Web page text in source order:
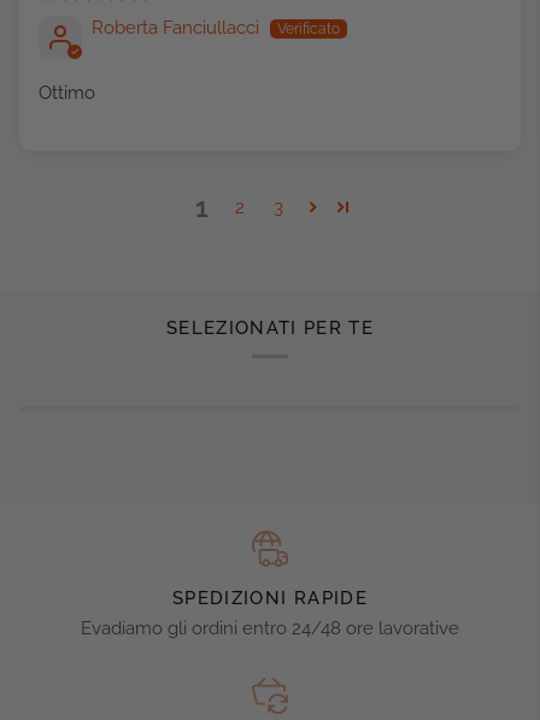
Roberta Fanciullacci
Ottimo
1 2 3
SELEZIONATI PER TE
SPEDIZIONI RAPIDE
Evadiamo gli ordini entro 24/48 ore lavorative